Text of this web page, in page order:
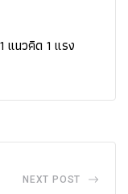
แนวคิด 1 แรง
NEXT POST